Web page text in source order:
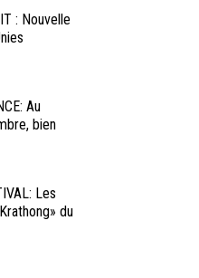
: Nouvelle
Au
bien
Les
du